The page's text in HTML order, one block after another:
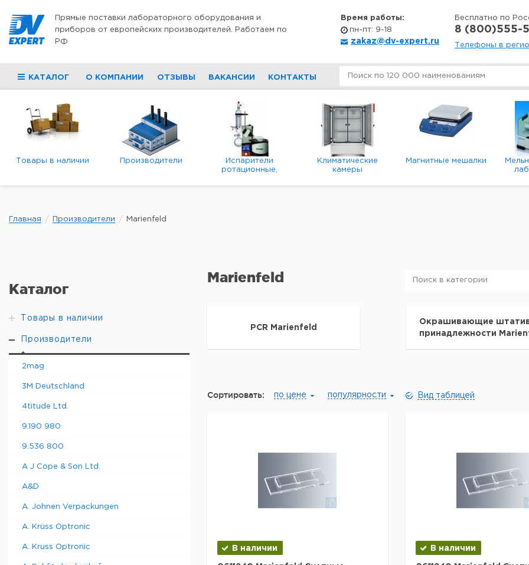
Прямые поставки лабораторного оборудования и
приборов от европейских производителей. Работаем по
РФ
Время работы:
пн-пт: 9-18
zakaz@dv-expert.ru
Бесплатно по
8 (800)555-
Телефоны в
КАТАЛОГ О КОМПАНИИ ОТЗЫВЫ ВАКАНСИИ КОНТАКТЫ
Товары в наличии Производители
Испарители
ротационные,
вакуумные
Климатические
камеры
Магнитные мешалки
Главная Производители Marienfeld
Каталог
Товары в наличии
Производители
2mag
3M Deutschland
4titude Ltd.
9.190 980
9.536 800
A J Cope & Son Ltd.
A&D
A. Johnen Verpackungen
A. Krüss Optronic
A. Kruss Optronic
Marienfeld
PCR Marienfeld
Окрашивающие
принадлежности
Сортировать: по цене популярности Вид таблицей
В наличии В наличии